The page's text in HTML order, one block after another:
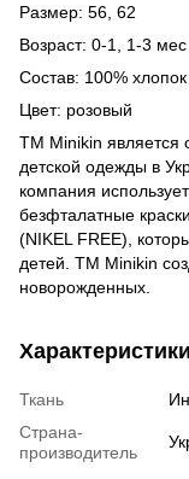
Размер: 56, 62
Возраст: 0-1, 1-3 мес
Состав: 100%
Цвет: розовый
ТМ Minikin является
детской одежды в
компания
безфталатные
(NIKEL FREE),
детей. ТМ Minikin
новорожденных.
Характеристики
Ткань
Страна-
производитель